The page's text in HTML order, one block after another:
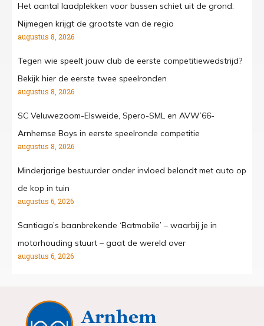
Het aantal laadplekken voor bussen schiet uit de grond:
Nijmegen krijgt de grootste van de regio
augustus 8, 2026
Tegen wie speelt jouw club de eerste competitiewedstrijd?
Bekijk hier de eerste twee speelronden
augustus 8, 2026
SC Veluwezoom-Elsweide, Spero-SML en AVW’66-
Arnhemse Boys in eerste speelronde competitie
augustus 8, 2026
Minderjarige bestuurder onder invloed belandt met auto op
de kop in tuin
augustus 6, 2026
Santiago’s baanbrekende ‘Batmobile’ – waarbij je in
motorhouding stuurt – gaat de wereld over
augustus 6, 2026